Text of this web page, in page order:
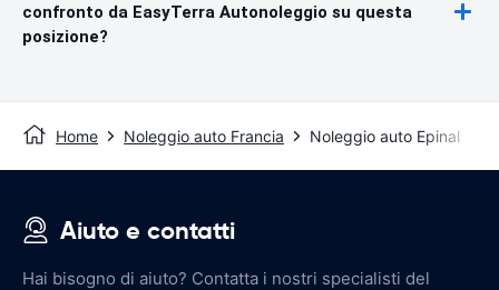
confronto da EasyTerra Autonoleggio su questa
posizione?
Home Noleggio auto Francia Noleggio auto Epinal
Aiuto e contatti
Hai bisogno di aiuto? Contatta i nostri specialisti del